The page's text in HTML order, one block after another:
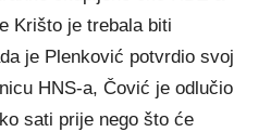
Krišto je trebala biti
je Plenković potvrdio svoj
HNS-a, Čović je odlučio
sati prije nego što će